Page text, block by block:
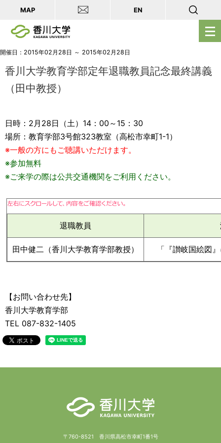
メ
ニ
ー
MAP EN
開催日：2015年02月28日 ～ 2015年02月28日
香川大学教育学部定年退職教員記念最終講義
（田中教授）
日時：2月28日（土）14：00～15：30
場所：教育学部3号館323教室（高松市幸町1-1）
※一般の方にもご聴講いただけます。
※参加無料
※ご来学の際は公共交通機関をご利用ください。
退職教員
田中健二（香川大学教育学部教授） 「『讃岐国絵図
【お問い合わせ先】
香川大学教育学部
TEL 087-832-1405
〒760-8521 香川県高松市幸町1番1号